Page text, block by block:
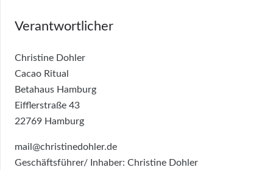
Verantwortlicher
Christine Dohler
Cacao Ritual
Betahaus Hamburg
Eifflerstraße 43
22769 Hamburg
mail@christinedohler.de
Geschäftsführer/ Inhaber: Christine Dohler